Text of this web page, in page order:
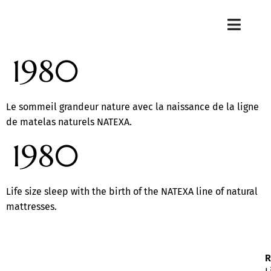
1980
Le sommeil grandeur nature avec la naissance de la ligne
de matelas naturels NATEXA.
1980
Life size sleep with the birth of the NATEXA line of natural
mattresses.